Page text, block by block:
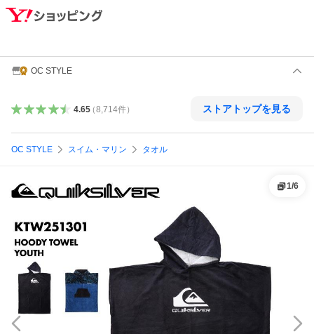
OC STYLE
4.65（8,714件） ストアトップを見る
OC STYLE スイム・マリン タオル
1/6